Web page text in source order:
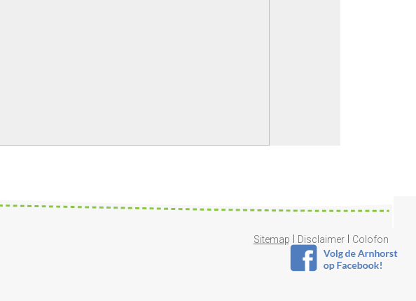
Sitemap | Disclaimer| Colofon